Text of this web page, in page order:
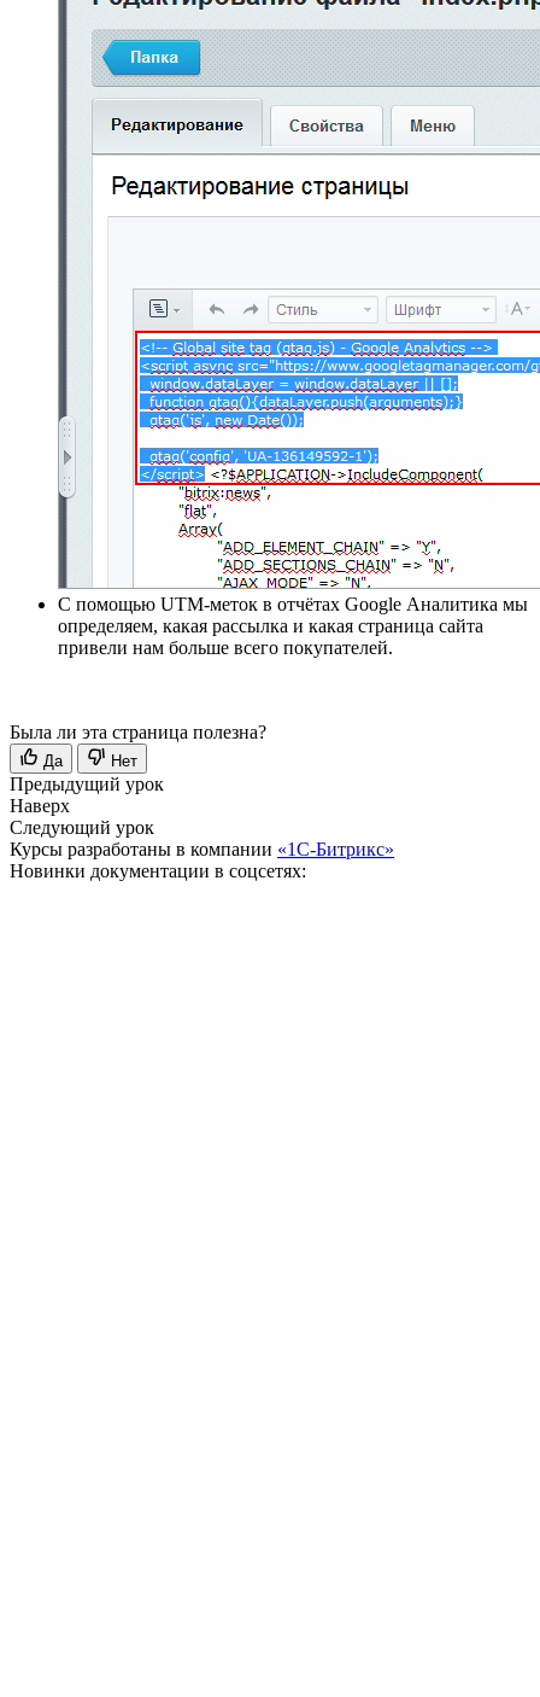
С помощью UTM-меток в отчётах Google Аналитика мы
определяем, какая рассылка и какая страница сайта
привели нам больше всего покупателей.
Была ли эта страница полезна?
Да Нет
Предыдущий урок
Наверх
Следующий урок
Курсы разработаны в компании «1С-Битрикс»
Новинки документации в соцсетях: